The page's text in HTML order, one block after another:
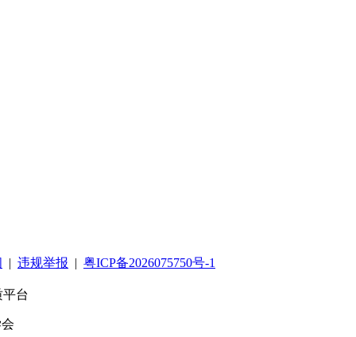
| 违规举报 | 粤ICP备2026075750号-1
台